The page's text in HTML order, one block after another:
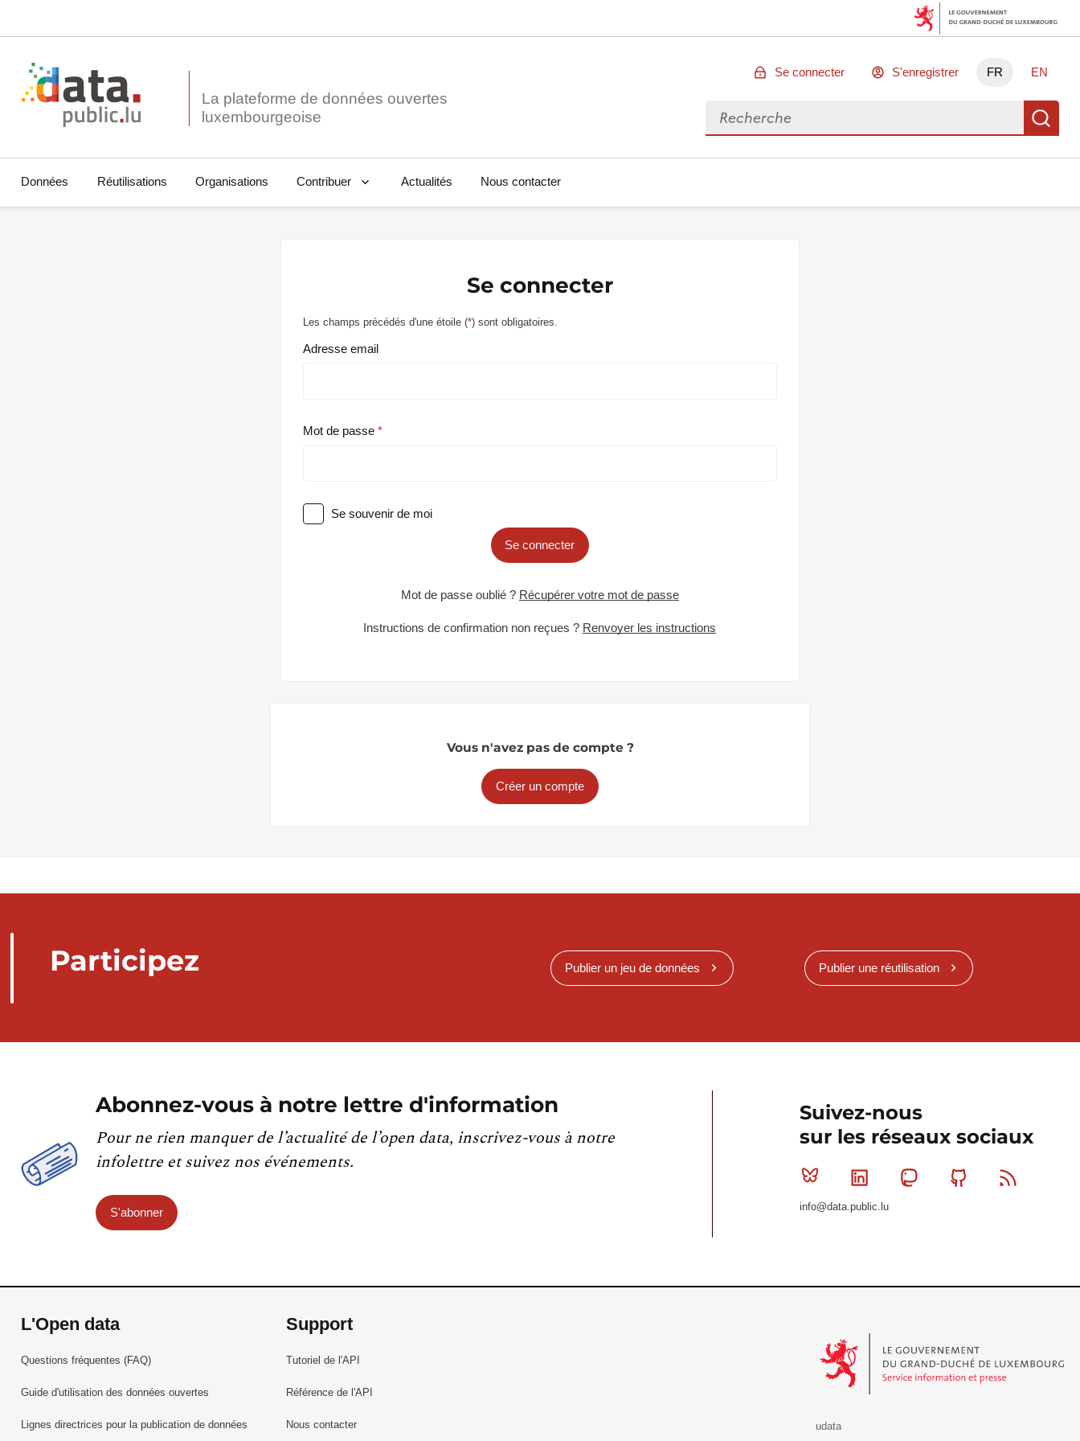
La plateforme de données ouvertes
Se connecter S'enregistrer FR EN
Rechercher des données
Données Réutilisations Organisations Contribuer Actualités Nous contacter
Se connecter
Les champs précédés d'une étoile (*) sont obligatoires.
Adresse email
Mot de passe
Se souvenir de moi
Se connecter
Mot de passe oublié ? Récupérer votre mot de passe
Instructions de confirmation non reçues ? Renvoyer les instructions
Vous n'avez pas de compte ?
Créer un compte
Participez Publier un jeu de données Publier une réutilisation
Abonnez-vous à notre lettre d'information
Pour ne rien manquer de l’actualité de l’open data, inscrivez-vous à notre
infolettre et suivez nos événements.
S'abonner
Suivez-nous
sur les réseaux sociaux
Bluesky Linkedin MastodonGithub
info@data.public.lu
L'Open data
Questions fréquentes (FAQ)
Guide d'utilisation des données ouvertes
Lignes directrices pour la publication de données
Support
Tutoriel de l'API
Référence de l'API
Nous contacter
udata